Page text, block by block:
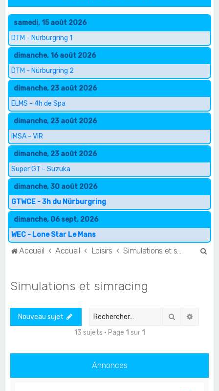
samedi, 15 août 2026
DTM - Nürburgring 1
dimanche, 16 août 2026
DTM - Nürburgring 2
dimanche, 23 août 2026
ELMS - 4h de Spa
dimanche, 23 août 2026
IMSA - VIR
dimanche, 23 août 2026
Super GT - Suzuka
dimanche, 30 août 2026
GTWCE - 3h du Nürburgring
dimanche, 06 sept. 2026
WEC - Lone Star Le Mans
Accueil Accueil Loisirs
Simulations et simracing
Nouveau sujet Rechercher
13 sujets • Page 1 sur 1
Annonces